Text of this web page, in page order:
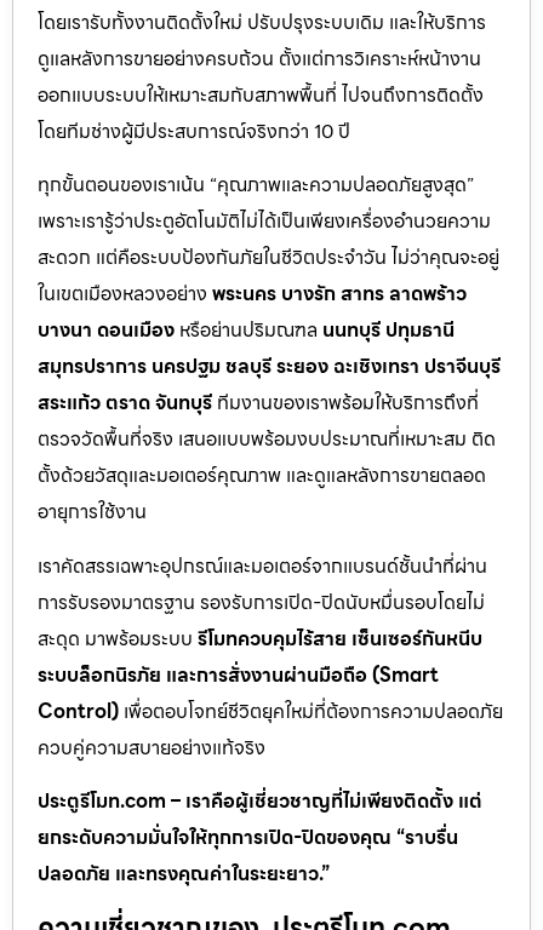
โดยเรารับทั้งงานติดตั้งใหม่ ปรับปรุงระบบเดิม และให้บริการ
ดูแลหลังการขายอย่างครบถ้วน ตั้งแต่การวิเคราะห์หน้างาน
ออกแบบระบบให้เหมาะสมกับสภาพพื้นที่ ไปจนถึงการติดตั้ง
โดยทีมช่างผู้มีประสบการณ์จริงกว่า 10 ปี
ทุกขั้นตอนของเราเน้น “คุณภาพและความปลอดภัยสูงสุด”
เพราะเรารู้ว่าประตูอัตโนมัติไม่ได้เป็นเพียงเครื่องอำนวยความ
สะดวก แต่คือระบบป้องกันภัยในชีวิตประจำวัน ไม่ว่าคุณจะอยู่
ในเขตเมืองหลวงอย่าง พระนคร บางรัก สาทร ลาดพร้าว
บางนา ดอนเมือง หรือย่านปริมณฑล นนทบุรี ปทุมธานี
สมุทรปราการ นครปฐม ชลบุรี ระยอง ฉะเชิงเทรา ปราจีนบุรี
สระแก้ว ตราด จันทบุรี ทีมงานของเราพร้อมให้บริการถึงที่
ตรวจวัดพื้นที่จริง เสนอแบบพร้อมงบประมาณที่เหมาะสม ติด
ตั้งด้วยวัสดุและมอเตอร์คุณภาพ และดูแลหลังการขายตลอด
อายุการใช้งาน
เราคัดสรรเฉพาะอุปกรณ์และมอเตอร์จากแบรนด์ชั้นนำที่ผ่าน
การรับรองมาตรฐาน รองรับการเปิด-ปิดนับหมื่นรอบโดยไม่
สะดุด มาพร้อมระบบ รีโมทควบคุมไร้สาย เซ็นเซอร์กันหนีบ
ระบบล็อกนิรภัย และการสั่งงานผ่านมือถือ (Smart
Control) เพื่อตอบโจทย์ชีวิตยุคใหม่ที่ต้องการความปลอดภัย
ควบคู่ความสบายอย่างแท้จริง
ประตูรีโมท.com – เราคือผู้เชี่ยวชาญที่ไม่เพียงติดตั้ง แต่
ยกระดับความมั่นใจให้ทุกการเปิด-ปิดของคุณ “ราบรื่น
ปลอดภัย และทรงคุณค่าในระยะยาว.”